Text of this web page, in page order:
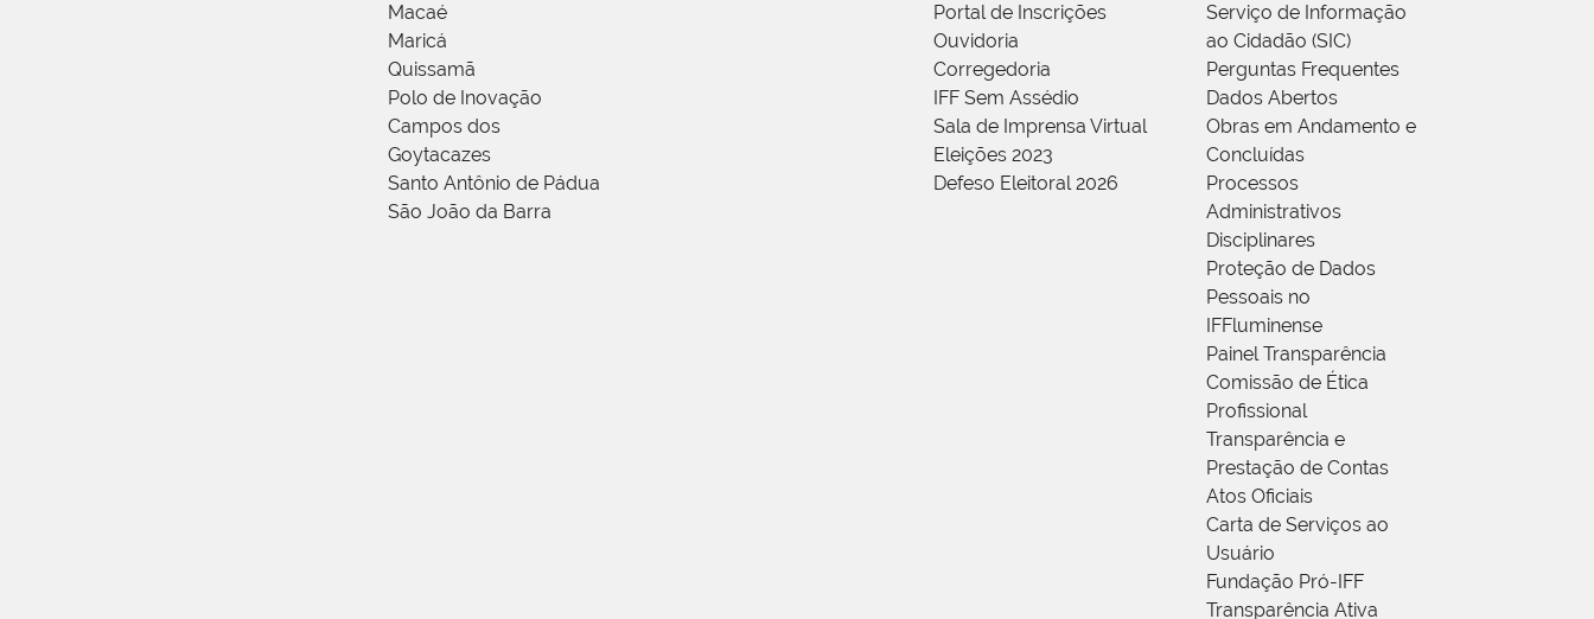
Macaé
Maricá
Quissamã
Polo de Inovação
Campos dos
Goytacazes
Santo Antônio de Pádua
São João da Barra
Portal de Inscrições
Ouvidoria
Corregedoria
IFF Sem Assédio
Sala de Imprensa Virtual
Eleições 2023
Defeso Eleitoral 2026
Serviço de Informação
ao Cidadão (SIC)
Perguntas Frequentes
Dados Abertos
Obras em Andamento e
Concluídas
Processos
Administrativos
Disciplinares
Proteção de Dados
Pessoais no
IFFluminense
Painel Transparência
Comissão de Ética
Profissional
Transparência e
Prestação de Contas
Atos Oficiais
Carta de Serviços ao
Usuário
Fundação Pró-IFF
Transparência Ativa